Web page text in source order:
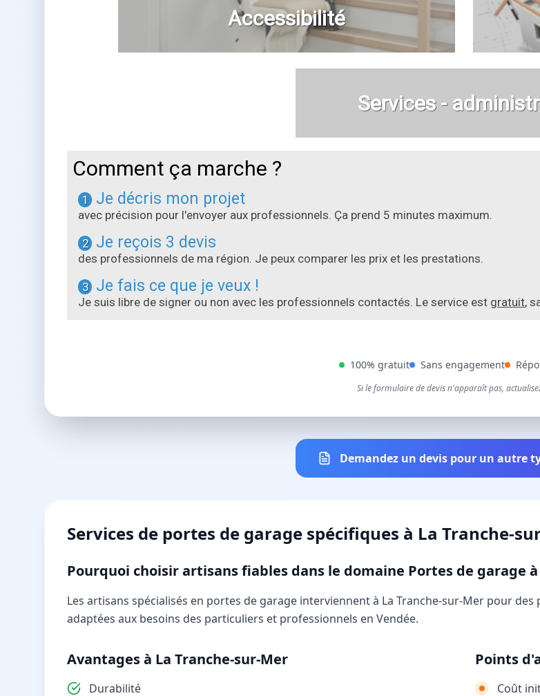
Accessibilité
Services -
Comment ça marche ?
1 Je décris mon projet
avec précision pour l'envoyer aux professionnels. Ça prend 5 minutes maximum.
2 Je reçois 3 devis
des professionnels de ma région. Je peux comparer les prix et les prestations.
3 Je fais ce que je veux !
Je suis libre de signer ou non avec les professionnels contactés. Le service est gratuit,
100% gratuit Sans engagement
Si le formulaire de devis n'apparaît pas,
Demandez un devis pour un autre
Services de portes de garage spécifiques à La Tranche-
Pourquoi choisir artisans fiables dans le domaine Portes de garage à
Les artisans spécialisés en portes de garage interviennent à La Tranche-sur-Mer pour
adaptées aux besoins des particuliers et professionnels en Vendée.
Avantages à La Tranche-sur-Mer
Durabilité
Points
Coût